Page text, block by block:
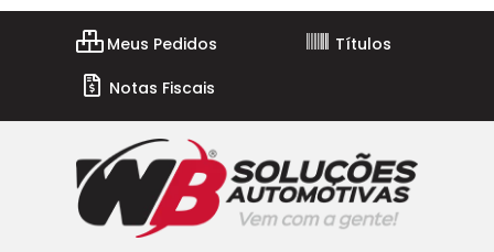
Meus Pedidos
Títulos
Notas Fiscais